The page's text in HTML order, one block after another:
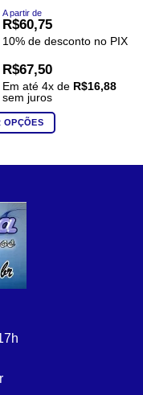
A partir de
R$60,75
10% de desconto no PIX
R$67,50
Em até 4x de R$16,88
sem juros
OPÇÕES